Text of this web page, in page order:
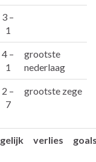
3 –
1
4 –
1
grootste
nederlaag
2 –
7
grootste zege
gelijk verlies